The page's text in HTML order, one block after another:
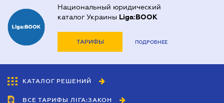
Национальный юридический
каталог Украины Liga:BOOK
ТАРИФЫ ПОДРОБНЕЕ
КАТАЛОГ РЕШЕНИЙ
ВСЕ ТАРИФЫ ЛІГА:ЗАКОН